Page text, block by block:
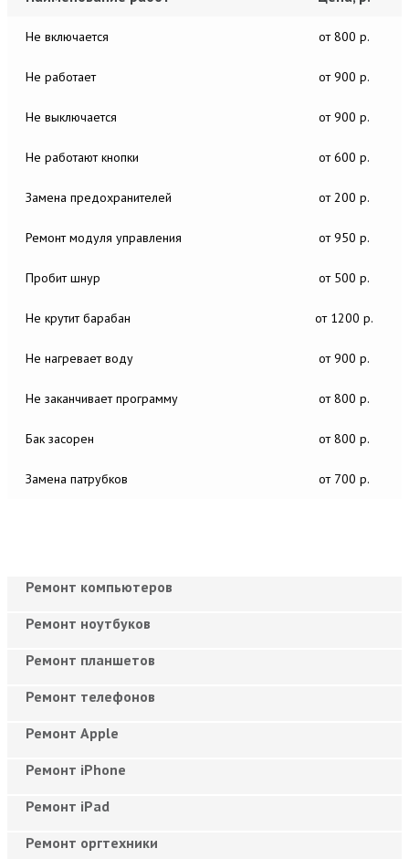
Не включается от 800 р.
Не работает от 900 р.
Не выключается от 900 р.
Не работают кнопки от 600 р.
Замена предохранителей от 200 р.
Ремонт модуля управления от 950 р.
Пробит шнур от 500 р.
Не крутит барабан от 1200 р.
Не нагревает воду от 900 р.
Не заканчивает программу от 800 р.
Бак засорен от 800 р.
Замена патрубков от 700 р.
Ремонт компьютеров
Ремонт ноутбуков
Ремонт планшетов
Ремонт телефонов
Ремонт Apple
Ремонт iPhone
Ремонт iPad
Ремонт оргтехники